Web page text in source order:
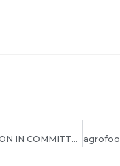
ECERDC TARGETS TO ATTRACT RM3 BILLION IN COMMITTED INVESTMENTS FOR 2023